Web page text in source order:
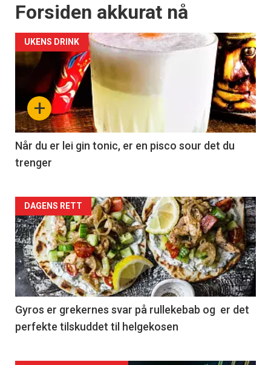
Forsiden akkurat nå
+
UKENS DRINK
Når du er lei gin tonic, er en pisco sour det du
trenger
Forsiden
akkurat
nå
-
2
DAGENS RETT
Gyros er grekernes svar på rullekebab og er det
perfekte tilskuddet til helgekosen